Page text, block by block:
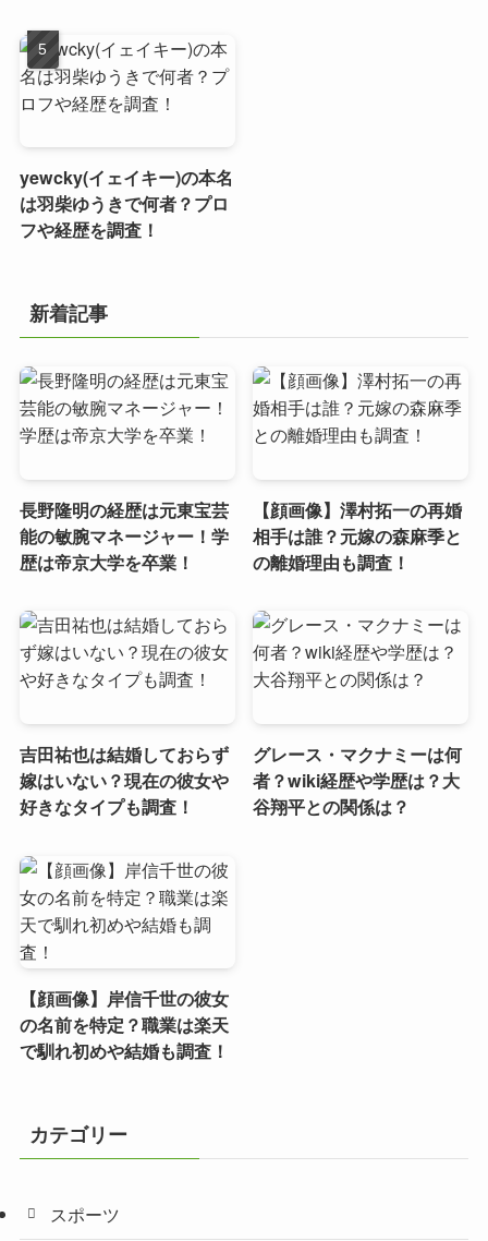
yewcky(イェイキー)の本名
は羽柴ゆうきで何者？プロ
フや経歴を調査！
新着記事
長野隆明の経歴は元東宝芸
能の敏腕マネージャー！学
歴は帝京大学を卒業！
【顔画像】澤村拓一の再婚
相手は誰？元嫁の森麻季と
の離婚理由も調査！
吉田祐也は結婚しておらず
嫁はいない？現在の彼女や
好きなタイプも調査！
グレース・マクナミーは何
者？wiki経歴や学歴は？大
谷翔平との関係は？
【顔画像】岸信千世の彼女
の名前を特定？職業は楽天
で馴れ初めや結婚も調査！
カテゴリー
スポーツ